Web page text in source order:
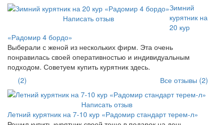
Написать отзыв
Зимний
курятник на
20 кур
«Радомир 4 бордо»
Выберали с женой из нескольких фирм. Эта очень
понравилась своей оперативностью и индивидуальным
подходом. Советуем купить курятник здесь.
(2)
Все отзывы (2)
Написать отзыв
Летний курятник на 7-10 кур «Радомир стандарт терем-л»